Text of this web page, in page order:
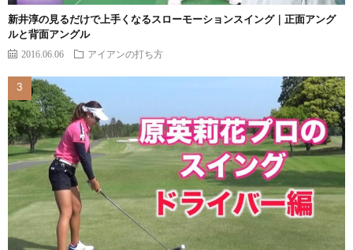
新井淳の見るだけで上手くなるスローモーションスイング｜正面アング
ルと背面アングル
2016.06.06 アイアンの打ち方